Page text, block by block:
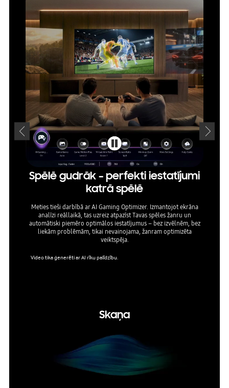
Spēlē gudrāk – perfekti iestatījumi
katrā spēlē
Meties tieši darbībā ar AI Gaming Optimizer. Izmantojot ekrāna
analīzi reāllaikā, tas uzreiz atpazīst Tavas spēles žanru un
automātiski piemēro optimālos iestatījumus – bez izvēlnēm, bez
liekām problēmām, tikai nevainojama, žanram optimizēta
veiktspēja.
Video tika ģenerēti ar AI rīku palīdzību.
Skaņa